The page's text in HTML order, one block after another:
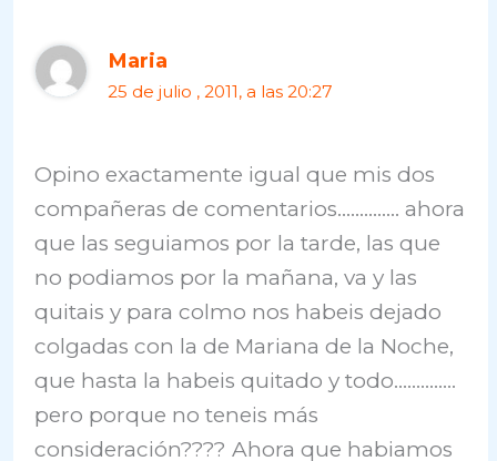
Maria
25 de julio , 2011, a las 20:27
Opino exactamente igual que mis dos
compañeras de comentarios………….. ahora
que las seguiamos por la tarde, las que
no podiamos por la mañana, va y las
quitais y para colmo nos habeis dejado
colgadas con la de Mariana de la Noche,
que hasta la habeis quitado y todo…………..
pero porque no teneis más
consideración???? Ahora que habiamos